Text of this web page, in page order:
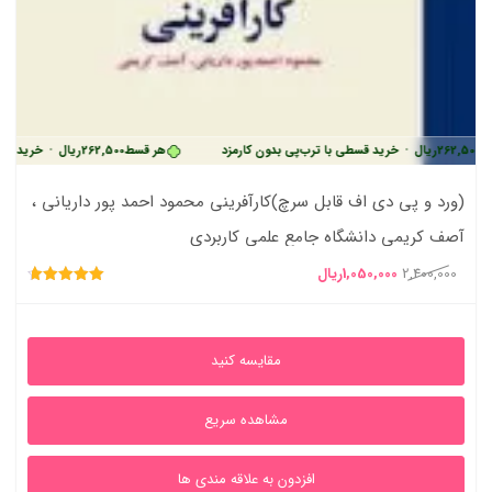
هر قسط 262,500ریال • خرید قسطی با • خرید قسطی با ترب‌پی بدون کارمزد
(ورد و پی دی اف قابل سرچ)کارآفرینی محمود احمد پور داریانی ،
آصف کریمی دانشگاه جامع علمی کاربردی
2,400,000 قیمت
2,400,000ریال
1,050,000ریال
1,050,000ریال
مقایسه کنید
مشاهده سریع
افزدون به علاقه مندی ها